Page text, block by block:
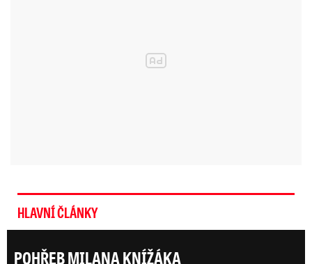
právní služby. Pomoct přátelům vydělávat
Proč je zpěvák ve vazbě?
Abaton v květnu 2010 údajně skopl fanouška
HLAVNÍ ČLÁNKY
POHŘEB MILANA KNÍŽÁKA